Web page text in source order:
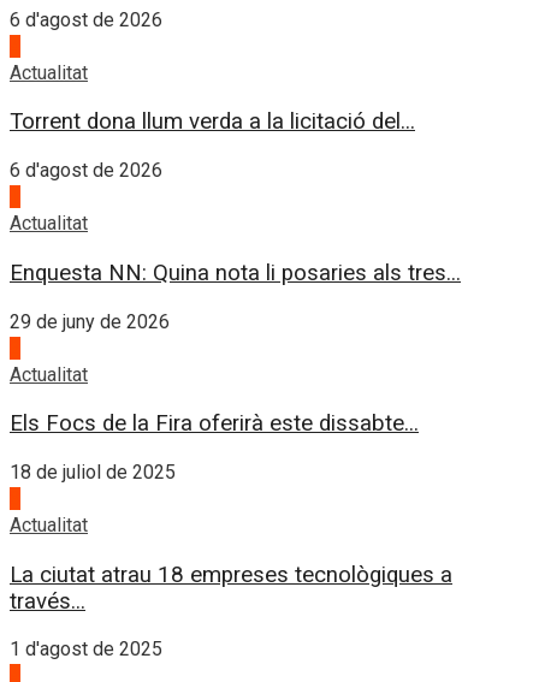
6 d'agost de 2026
Actualitat
Torrent dona llum verda a la licitació del...
6 d'agost de 2026
Actualitat
Enquesta NN: Quina nota li posaries als tres...
29 de juny de 2026
Actualitat
Els Focs de la Fira oferirà este dissabte...
18 de juliol de 2025
Actualitat
La ciutat atrau 18 empreses tecnològiques a
través...
1 d'agost de 2025